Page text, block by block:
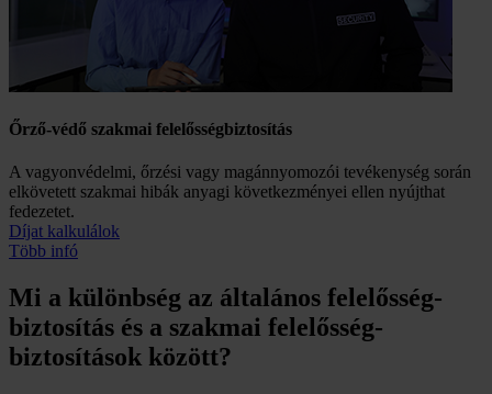
Őrző-védő szakmai felelősség­biztosítás
A vagyonvédelmi, őrzési vagy magánnyomozói tevékenység során
elkövetett szakmai hibák anyagi következményei ellen nyújthat
fedezetet.
Díjat kalkulálok
Több infó
Mi a különbség az általános felelősség­­
biztosítás és a szakmai felelősség­­
biztosítások között?